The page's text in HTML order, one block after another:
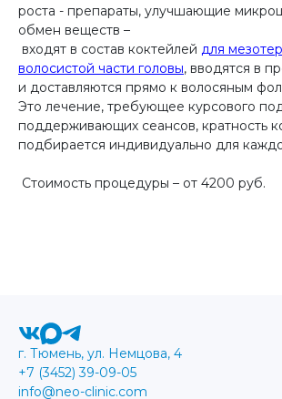
роста - препараты, улучшающие
обмен веществ –
входят в состав коктейлей для
волосистой части головы, вводятся в
и доставляются прямо к волосяным
Это лечение, требующее курсового
поддерживающих сеансов, кратность
подбирается индивидуально для
Стоимость процедуры – от 4200 руб.
г. Тюмень, ул. Немцова, 4
+7 (3452) 39-09-05
info@neo-clinic.com